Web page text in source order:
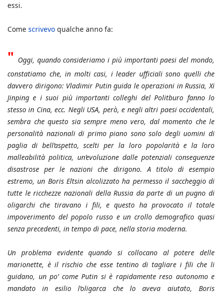
essi.
Come scrivevo qualche anno fa:
" Oggi, quando consideriamo i più importanti paesi del mondo,
constatiamo che, in molti casi, i leader ufficiali sono quelli che
davvero dirigono: Vladimir Putin guida le operazioni in Russia, Xi
Jinping e i suoi più importanti colleghi del Politburo fanno lo
stesso in Cina, ecc. Negli USA, però, e negli altri paesi occidentali,
sembra che questo sia sempre meno vero, dal momento che le
personalità nazionali di primo piano sono solo degli uomini di
paglia di bell’aspetto, scelti per la loro popolarità e la loro
malleabilità politica, un’evoluzione dalle potenziali conseguenze
disastrose per le nazioni che dirigono. A titolo di esempio
estremo, un Boris Eltsin alcolizzato ha permesso il saccheggio di
tutte le ricchezze nazionali della Russia da parte di un pugno di
oligarchi che tiravano i fili, e questo ha provocato il totale
impoverimento del popolo russo e un crollo demografico quasi
senza precedenti, in tempo di pace, nella storia moderna.
Un problema evidente quando si collocano al potere delle
marionette, è il rischio che esse tentino di tagliare i fili che li
guidano, un po’ come Putin si è rapidamente reso autonomo e
mandato in esilio l’oligarca che lo aveva aiutato, Boris